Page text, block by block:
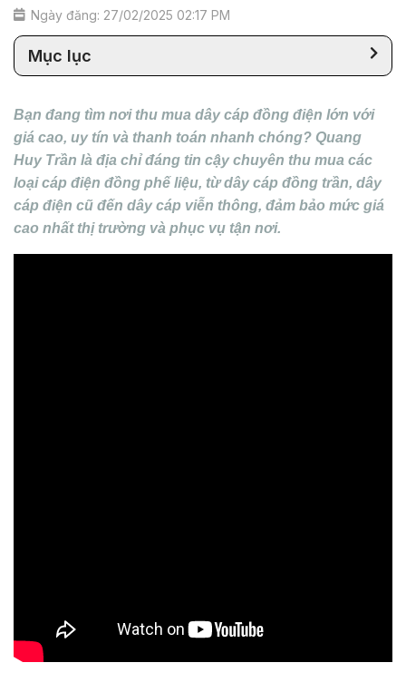
Ngày đăng: 27/02/2025 02:17 PM
Mục lục
Bạn đang tìm nơi thu mua dây cáp đồng điện lớn với
giá cao, uy tín và thanh toán nhanh chóng? Quang
Huy Trần là địa chỉ đáng tin cậy chuyên thu mua các
loại cáp điện đồng phế liệu, từ dây cáp đồng trần, dây
cáp điện cũ đến dây cáp viễn thông, đảm bảo mức giá
cao nhất thị trường và phục vụ tận nơi.